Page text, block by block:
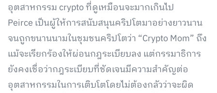
อุตสาหกรรม crypto ที่ดูเหมือนจะมากเกินไป
Peirce เป็นผู้ให้การสนับสนุนคริปโตมาอย่างยาวนาน
จนถูกขนานนามในชุมชนคริปโตว่า “Crypto Mom” ถึง
แม้จะเรียกร้องให้ผ่อนกฎระเบียบลง แต่กรรมาธิการ
ยังคงเชื่อว่ากฎระเบียบที่ชัดเจนมีความสำคัญต่อ
อุตสาหกรรมในการเติบโตโดยไม่ต้องกลัวว่าจะผิด